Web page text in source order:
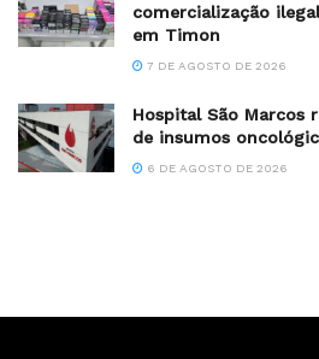
comercialização
em Timon
7 DE AGOSTO DE 2026
Hospital São Marcos
de insumos
6 DE AGOSTO DE 2026